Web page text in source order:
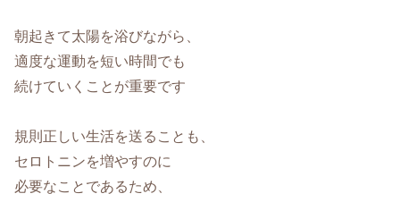
朝起きて太陽を浴びながら、
適度な運動を短い時間でも
続けていくことが重要です
規則正しい生活を送ることも、
セロトニンを増やすのに
必要なことであるため、